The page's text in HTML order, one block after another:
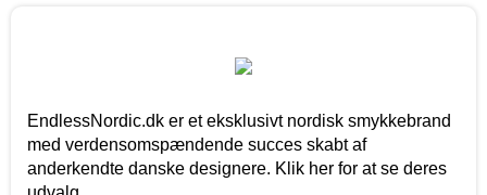
EndlessNordic.dk er et eksklusivt nordisk smykkebrand
med verdensomspændende succes skabt af
anderkendte danske designere. Klik her for at se deres